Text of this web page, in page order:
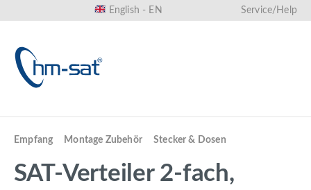
English - EN Service/Help
Empfang Montage Zubehör Stecker & Dosen
SAT-Verteiler 2-fach,